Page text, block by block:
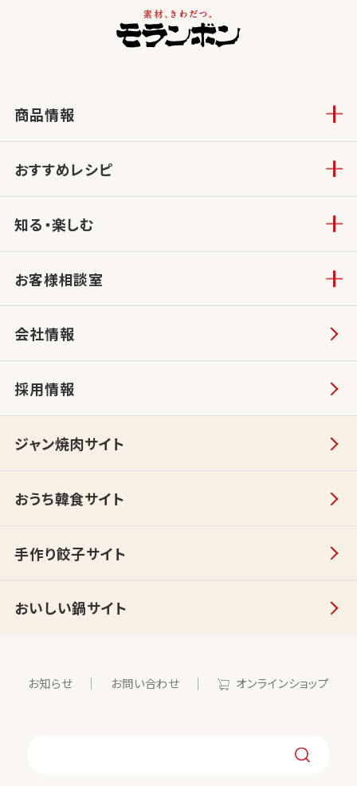
商品情報
おすすめレシピ
知る・楽しむ
お客様相談室
会社情報
採用情報
ジャン焼肉サイト
おうち韓食サイト
手作り餃子サイト
おいしい鍋サイト
お知らせ お問い合わせ オンラインショップ